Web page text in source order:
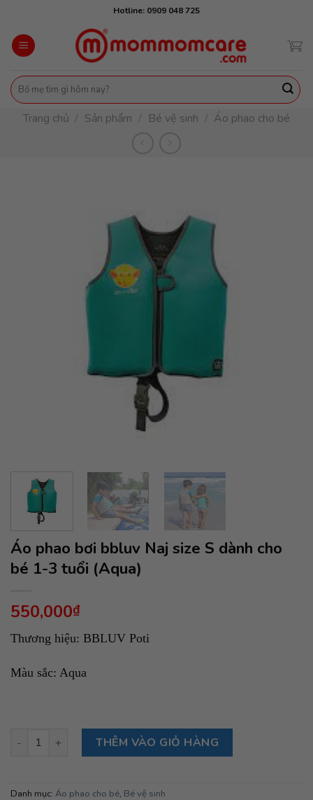
content
Hotline: 0909 048 725
Tìm
kiếm:
Trang chủ / Sản phẩm / Bé vệ sinh / Áo phao cho bé
Áo phao bơi bbluv Naj size S dành cho
bé 1-3 tuổi (Aqua)
550,000₫
Thương hiệu: BBLUV Poti
Màu sắc: Aqua
Áo phao bơi bbluv Naj size S dành cho bé 1-3 tuổi (Aqua) số
THÊM VÀO GIỎ HÀNG
Danh mục: Áo phao cho bé, Bé vệ sinh